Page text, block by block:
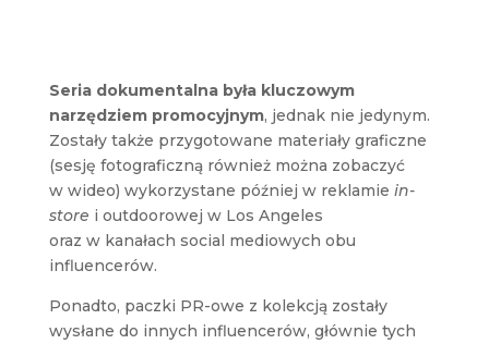
Seria dokumentalna była kluczowym
narzędziem promocyjnym, jednak nie jedynym.
Zostały także przygotowane materiały graficzne
(sesję fotograficzną również można zobaczyć
w wideo) wykorzystane później w reklamie in-
store i outdoorowej w Los Angeles
oraz w kanałach social mediowych obu
influencerów.
Ponadto, paczki PR-owe z kolekcją zostały
wysłane do innych influencerów, głównie tych